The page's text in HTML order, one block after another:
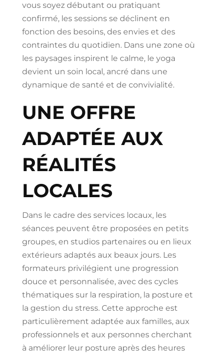
vous soyez débutant ou pratiquant
confirmé, les sessions se déclinent en
fonction des besoins, des envies et des
contraintes du quotidien. Dans une zone où
les paysages inspirent le calme, le yoga
devient un soin local, ancré dans une
dynamique de santé et de convivialité.
UNE OFFRE
ADAPTÉE AUX
RÉALITÉS
LOCALES
Dans le cadre des services locaux, les
séances peuvent être proposées en petits
groupes, en studios partenaires ou en lieux
extérieurs adaptés aux beaux jours. Les
formateurs privilégient une progression
douce et personnalisée, avec des cycles
thématiques sur la respiration, la posture et
la gestion du stress. Cette approche est
particulièrement adaptée aux familles, aux
professionnels et aux personnes cherchant
à améliorer leur posture après des heures